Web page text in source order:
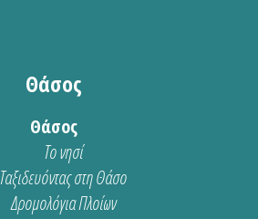
Θάσος
Θάσος
Το νησί
Ταξιδευόντας στη Θάσο
Δρομολόγια Πλοίων